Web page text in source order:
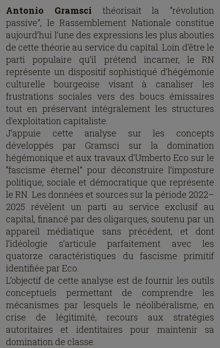
Antonio Gramsci théorisait la “révolution
passive”, le Rassemblement Nationale constitue
aujourd’hui l’une des expressions les plus abouties
de cette théorie au service du capital. Loin d’être le
parti populaire qu’il prétend incarner, le RN
représente un dispositif sophistiqué d’hégémonie
culturelle bourgeoise visant à canaliser les
frustrations sociales vers des boucs émissaires
tout en préservant intégralement les structures
d’exploitation capitaliste.
J’appuie cette analyse sur les concepts
développés par Gramsci sur la domination
hégémonique et aux travaux d’Umberto Eco sur le
“fascisme éternel” pour déconstruire l’imposture
politique, sociale et démocratique que représente
le RN. Les données et sources sur la période 2022–
2025 révèlent un parti au service exclusif au
capital, financé par des oligarques, soutenu par un
appareil médiatique sans précédent, et dont
l’idéologie s’articule parfaitement avec les
quatorze caractéristiques du fascisme primitif
identifiée par Eco.
L’objectif de cette analyse est de fournir les outils
conceptuels permettant de comprendre les
mécanismes par lesquels le néolibéralisme, en
crise de légitimité, recours aux stratégies
autoritaires et identitaires pour maintenir sa
domination de classe.